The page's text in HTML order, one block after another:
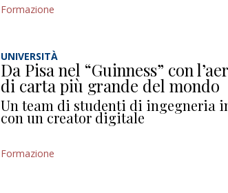
Formazione
UNIVERSITÀ
Da Pisa nel “Guinness” con
di carta più grande del mondo
Un team di studenti di ingegneria
con un creator digitale
Formazione